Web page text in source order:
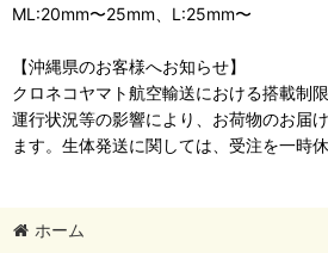
ML:20mm〜25mm、L:25mm〜
【沖縄県のお客様へお知らせ】
クロネコヤマト航空輸送における搭載制
運行状況等の影響により、お荷物のお届
ます。生体発送に関しては、受注を一時
ホーム